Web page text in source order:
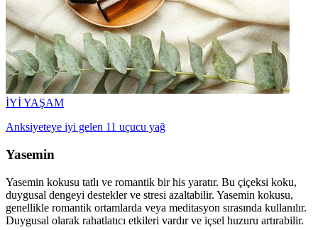
İYİ YAŞAM
Anksiyeteye iyi gelen 11 uçucu yağ
Yasemin
Yasemin kokusu tatlı ve romantik bir his yaratır. Bu çiçeksi koku,
duygusal dengeyi destekler ve stresi azaltabilir. Yasemin kokusu,
genellikle romantik ortamlarda veya meditasyon sırasında kullanılır.
Duygusal olarak rahatlatıcı etkileri vardır ve içsel huzuru artırabilir.